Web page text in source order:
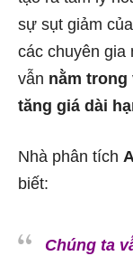
sự sụt giảm
các chuyên gia
vẫn nằm
tăng giá dài
Nhà phân tích
biết:
Chúng ta